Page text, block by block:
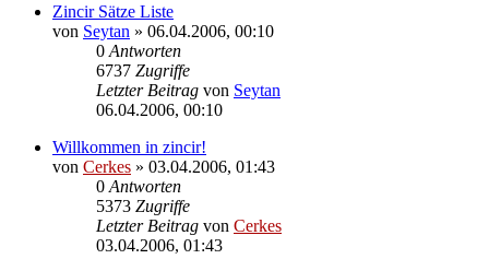
Zincir Sätze Liste
von Seytan » 06.04.2006, 00:10
0 Antworten
6737 Zugriffe
Letzter Beitrag von Seytan
06.04.2006, 00:10
Willkommen in zincir!
von Cerkes » 03.04.2006, 01:43
0 Antworten
5373 Zugriffe
Letzter Beitrag von Cerkes
03.04.2006, 01:43